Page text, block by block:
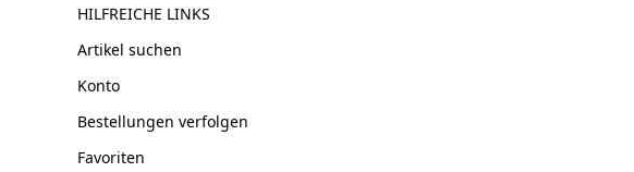
HILFREICHE LINKS
Artikel suchen
Konto
Bestellungen verfolgen
Favoriten